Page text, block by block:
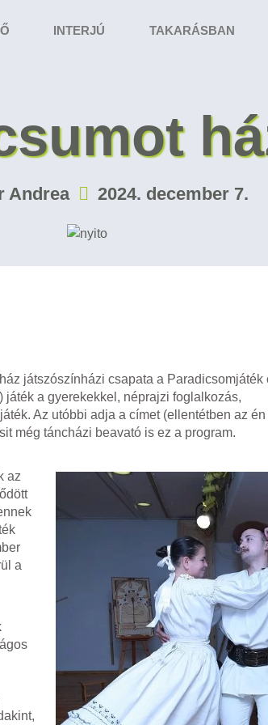
INTERJÚ TAKARÁSBAN
Andrea 2024. december 7.
játszószínházi csapata a Paradicsomjáték
a gyerekekkel, néprajzi foglalkozás,
Az utóbbi adja a címet (ellentétben az én
még táncházi beavató is ez a program.
az
a